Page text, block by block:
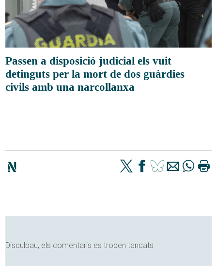
Passen a disposició judicial els vuit
detinguts per la mort de dos guàrdies
civils amb una narcollanxa
Disculpau, els comentaris es troben tancats